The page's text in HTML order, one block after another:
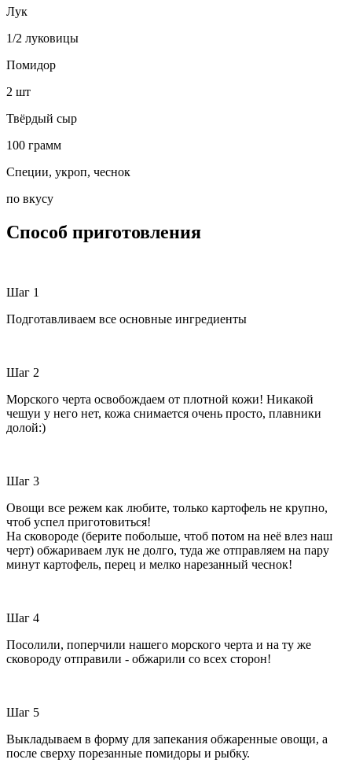
Лук
1/2 луковицы
Помидор
2 шт
Твёрдый сыр
100 грамм
Специи, укроп, чеснок
по вкусу
Способ приготовления
Шаг 1
Подготавливаем все основные ингредиенты
Шаг 2
Морского черта освобождаем от плотной кожи! Никакой
чешуи у него нет, кожа снимается очень просто, плавники
долой:)
Шаг 3
Овощи все режем как любите, только картофель не крупно,
чтоб успел приготовиться!
На сковороде (берите побольше, чтоб потом на неё влез наш
черт) обжариваем лук не долго, туда же отправляем на пару
минут картофель, перец и мелко нарезанный чеснок!
Шаг 4
Посолили, поперчили нашего морского черта и на ту же
сковороду отправили - обжарили со всех сторон!
Шаг 5
Выкладываем в форму для запекания обжаренные овощи, а
после сверху порезанные помидоры и рыбку.